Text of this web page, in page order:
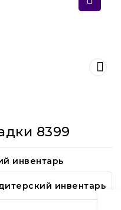
8399
инвентарь